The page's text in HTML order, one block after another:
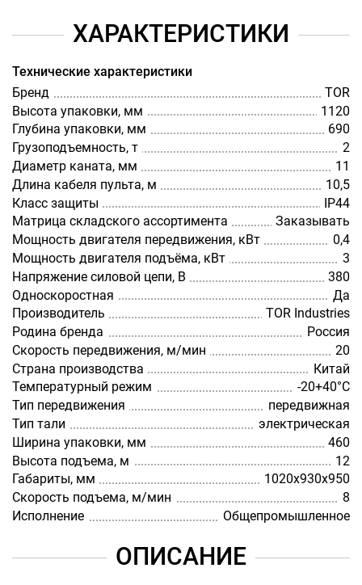
ХАРАКТЕРИСТИКИ
Технические характеристики
Бренд
TOR
Высота упаковки, мм
1120
Глубина упаковки, мм
690
Грузоподъемность, т
2
Диаметр каната, мм
11
Длина кабеля пульта, м
10,5
Класс защиты
IP44
Матрица складского ассортимента
Заказывать
Мощность двигателя передвижения, кВт
0,4
Мощность двигателя подъёма, кВт
3
Напряжение силовой цепи, В
380
Односкоростная
Да
Производитель
TOR Industries
Родина бренда
Россия
Скорость передвижения, м/мин
20
Страна производства
Китай
Температурный режим
-20+40°С
Тип передвижения
передвижная
Тип тали
электрическая
Ширина упаковки, мм
460
Высота подъема, м
12
Габариты, мм
1020х930х950
Скорость подъема, м/мин
8
Исполнение
Общепромышленное
ОПИСАНИЕ